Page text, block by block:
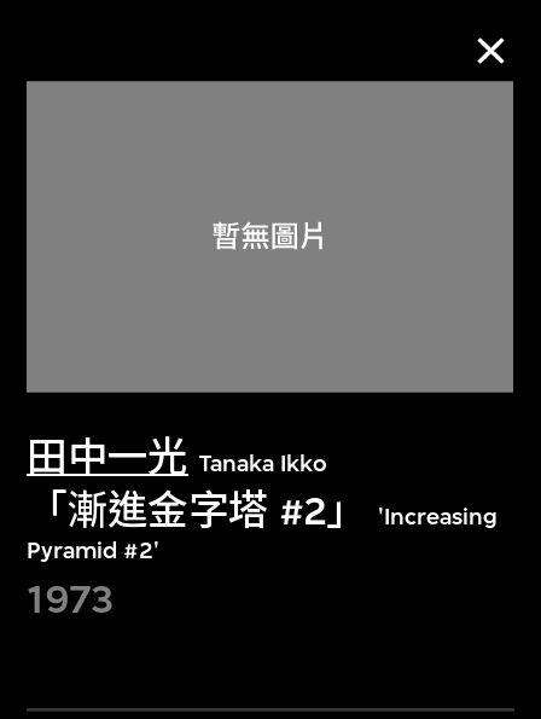
田中一光 Tanaka Ikko
「漸進金字塔 #2」
'Increasing
Pyramid #2'
1973
關於M+藏品
探索世界頂級的二十及二十一世紀視覺
文化藏品。